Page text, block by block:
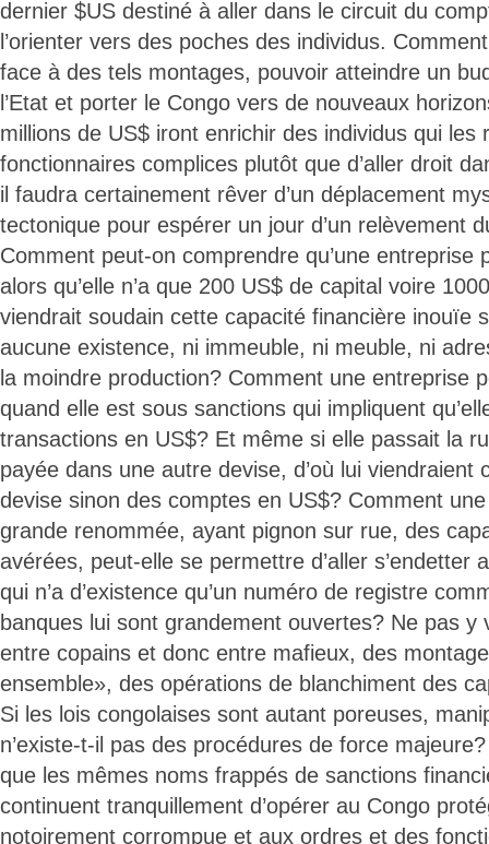
dernier $US destiné à aller dans le circuit du
l’orienter vers des poches des individus.
face à des tels montages, pouvoir atteindre un
l’Etat et porter le Congo vers de nouveaux
millions de US$ iront enrichir des individus qui les
fonctionnaires complices plutôt que d’aller droit
il faudra certainement rêver d’un déplacement
tectonique pour espérer un jour d’un relèvement
Comment peut-on comprendre qu’une entreprise
alors qu’elle n’a que 200 US$ de capital voire
viendrait soudain cette capacité financière inouïe
aucune existence, ni immeuble, ni meuble, ni
la moindre production? Comment une entreprise
quand elle est sous sanctions qui impliquent
transactions en US$? Et même si elle passait la
payée dans une autre devise, d’où lui viendraient
devise sinon des comptes en US$? Comment
grande renommée, ayant pignon sur rue, des
avérées, peut-elle se permettre d’aller s’endetter
qui n’a d’existence qu’un numéro de registre
banques lui sont grandement ouvertes? Ne pas y
entre copains et donc entre mafieux, des
ensemble», des opérations de blanchiment des
Si les lois congolaises sont autant poreuses,
n’existe-t-il pas des procédures de force
que les mêmes noms frappés de sanctions
continuent tranquillement d’opérer au Congo
notoirement corrompue et aux ordres et des